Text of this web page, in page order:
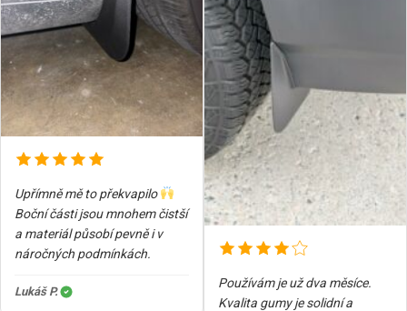
Upřímně mě to překvapilo
Boční části jsou mnohem čistší
a materiál působí pevně i v
náročných podmínkách.
Lukáš P.
Používám je už dva měsíce.
Kvalita gumy je solidní a